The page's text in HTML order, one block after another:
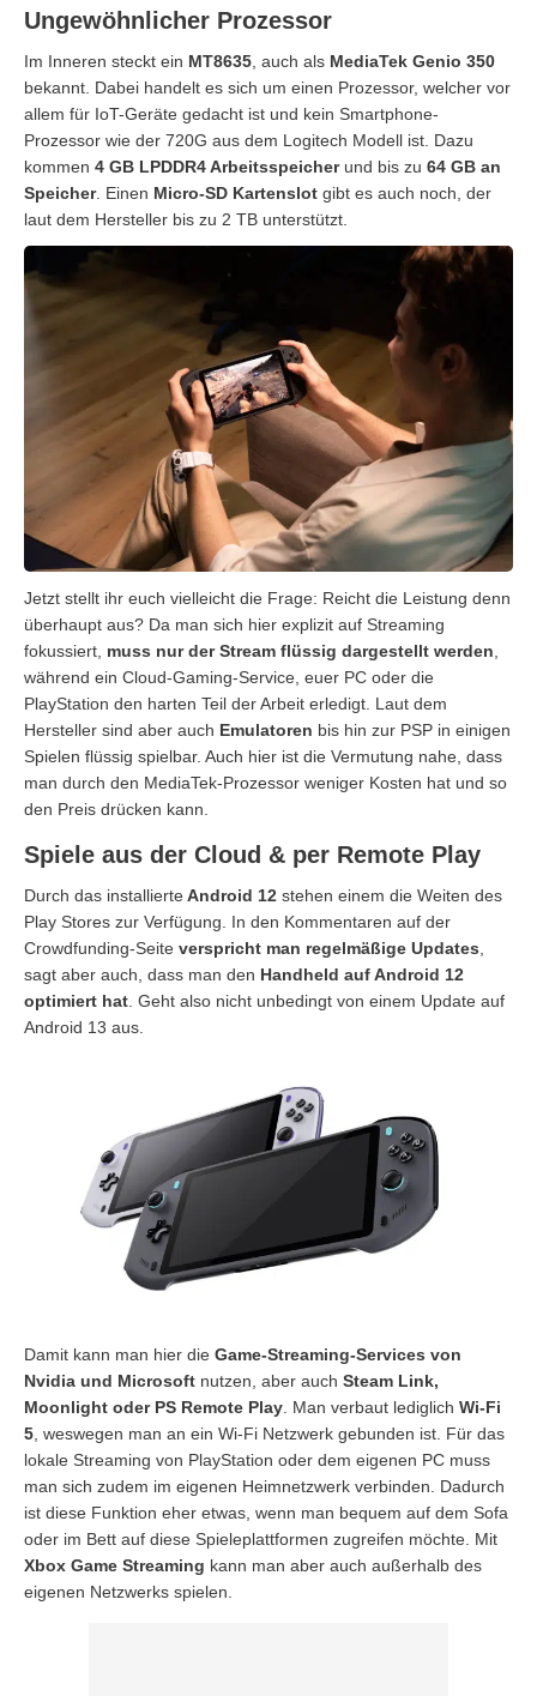
Ungewöhnlicher Prozessor
Im Inneren steckt ein MT8635 , auch als MediaTek Genio 350
bekannt. Dabei handelt es sich um einen Prozessor, welcher vor
allem für IoT-Geräte gedacht ist und kein Smartphone-
Prozessor wie der 720G aus dem Logitech Modell ist. Dazu
kommen 4 GB LPDDR4 Arbeitsspeicherund bis zu 64 GB an
Speicher. Einen Micro-SD Kartenslot gibt es auch noch, der
laut dem Hersteller bis zu 2 TB unterstützt.
Jetzt stellt ihr euch vielleicht die Frage: Reicht die Leistung denn
überhaupt aus? Da man sich hier explizit auf Streaming
fokussiert, muss nur der Stream flüssig dargestellt werden
während ein Cloud-Gaming-Service, euer PC oder die
PlayStation den harten Teil der Arbeit erledigt. Laut dem
Hersteller sind aber auch Emulatoren bis hin zur PSP in einigen
Spielen flüssig spielbar. Auch hier ist die Vermutung nahe, dass
man durch den MediaTek-Prozessor weniger Kosten hat und so
den Preis drücken kann.
Spiele aus der Cloud & per Remote Play
Durch das installierteAndroid 12 stehen einem die Weiten des
Play Stores zur Verfügung. In den Kommentaren auf der
Crowdfunding-Seite verspricht man regelmäßige Updates
sagt aber auch, dass man den Handheld auf Android 12
optimiert hat . Geht also nicht unbedingt von einem Update auf
Android 13 aus.
Damit kann man hier die Game-Streaming-Services von
Nvidia und Microsoft nutzen, aber auch Steam Link,
Moonlight oder PS Remote Play. Man verbaut lediglich Wi-Fi
5, weswegen man an ein Wi-Fi Netzwerk gebunden ist. Für das
lokale Streaming von PlayStation oder dem eigenen PC muss
man sich zudem im eigenen Heimnetzwerk verbinden. Dadurch
ist diese Funktion eher etwas, wenn man bequem auf dem Sofa
oder im Bett auf diese Spieleplattformen zugreifen möchte. Mit
Xbox Game Streaming kann man aber auch außerhalb des
eigenen Netzwerks spielen.